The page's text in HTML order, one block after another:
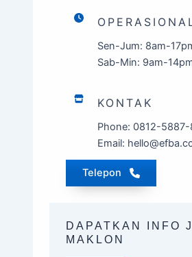
Sen-Jum: 8am-
Sab-Min: 9am-
KONTAK
Phone: 0812-
Email:
Telepon
DAPATKAN INFO
MAKLON